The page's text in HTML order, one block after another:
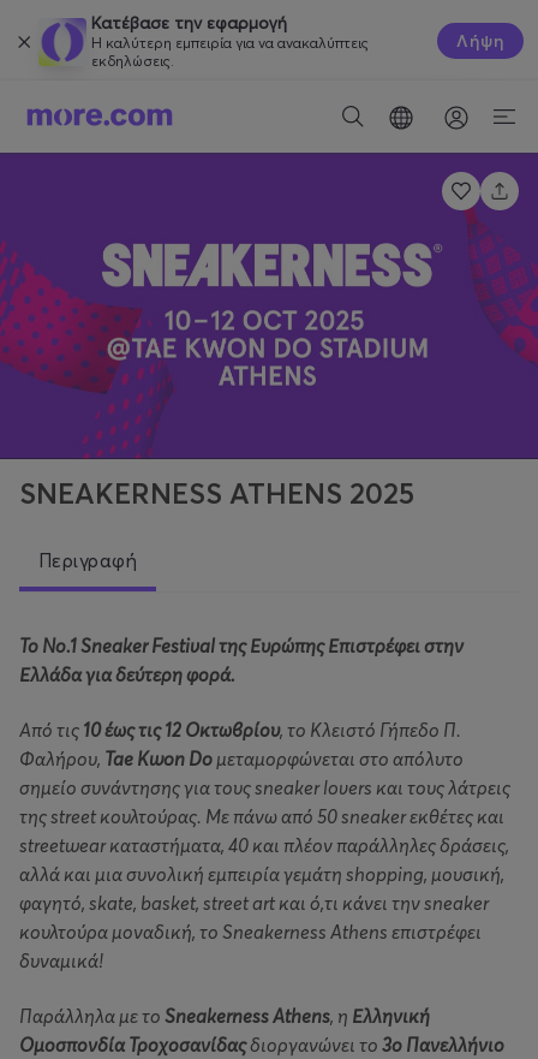
Κατέβασε την εφαρμογή
Η καλύτερη εμπειρία για να ανακαλύπτεις
εκδηλώσεις.
Λήψη
SNEAKERNESS ATHENS 2025
Περιγραφή
Το Νο.1 Sneaker Festival της Ευρώπης Επιστρέφει στην
Ελλάδα για δεύτερη φορά.
Από τις 10 έως τις 12 Οκτωβρίου, το Κλειστό Γήπεδο Π.
Φαλήρου, Tae Kwon Do μεταμορφώνεται στο απόλυτο
σημείο συνάντησης για τους sneaker lovers και τους λάτρεις
της street κουλτούρας. Με πάνω από 50 sneaker εκθέτες και
streetwear καταστήματα, 40 και πλέον παράλληλες δράσεις,
αλλά και μια συνολική εμπειρία γεμάτη shopping, μουσική,
φαγητό, skate, basket, street art και ό,τι κάνει την sneaker
κουλτούρα μοναδική, το Sneakerness Athens επιστρέφει
δυναμικά!
Παράλληλα με το Sneakerness Athens, η Ελληνική
Ομοσπονδία Τροχοσανίδαςδιοργανώνει το 3ο Πανελλήνιο